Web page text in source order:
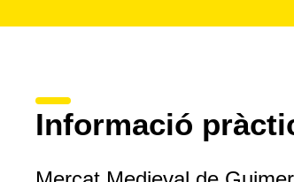
Informació